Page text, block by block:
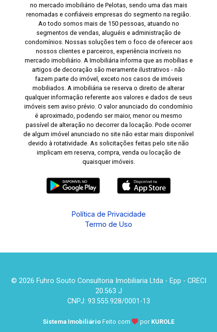
no mercado imobiliário de Pelotas, sendo uma das mais
renomadas e confiáveis empresas do segmento na região.
Ao todo somos mais de 150 pessoas, atuando no
segmentos de vendas, aluguéis e administração de
condomínios. Nossas soluções tem o foco de oferecer aos
nossos clientes e parceiros, experiência incríveis no
mercado imobiliário. A Imobiliária informa que as mobílias e
artigos de decoração são meramente ilustrativos - não
fazem parte do imóvel, exceto nos casos de imóveis
mobiliados. A imobiliária se reserva o direito de alterar
qualquer informação referente aos valores e dados de seus
imóveis sem aviso prévio. O valor anunciado do condomínio
é aproximado, podendo ser maior, menor ou mesmo
passível de alteração no decorrer da locação. Pode ocorrer
de algum imóvel anunciado no site não estar mais disponível
devido à rotatividade. As solicitações feitas pelo site não
implicam em reserva, compra, venda ou locação de
quaisquer imóveis.
Política de Privacidade
Termo de Uso
© 2026 Fuhro Souto Consultoria Imobiliaria Ltda - Epp - CRECI
20.563 J
CNPJ: 93.555.928/0001-13
Sistema Imobiliário Feito com por KUROLE